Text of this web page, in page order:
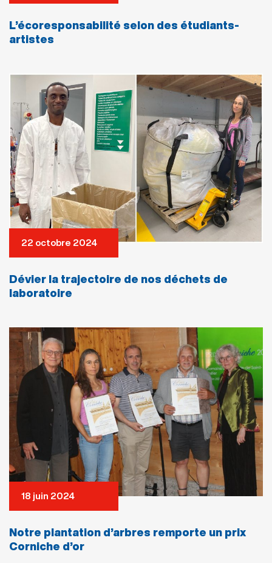
L’écoresponsabilité selon des étudiants-
artistes
22 octobre 2024
Dévier la trajectoire de nos déchets de
laboratoire
18 juin 2024
Notre plantation d’arbres remporte un prix
Corniche d’or